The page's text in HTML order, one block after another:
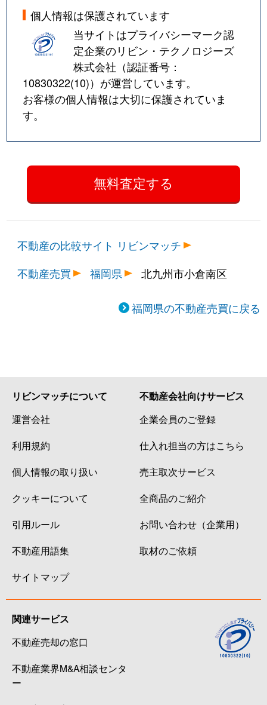
個人情報は保護されています
当サイトはプライバシーマーク認
定企業のリビン・テクノロジーズ
株式会社（認証番号：
10830322(10)）が運営しています。
お客様の個人情報は大切に保護されていま
す。
不動産の比較サイト リビンマッチ
不動産売買
福岡県 北九州市小倉南区
福岡県の不動産売買に戻る
リビンマッチについて
運営会社
利用規約
個人情報の取り扱い
クッキーについて
引用ルール
不動産用語集
サイトマップ
不動産会社向けサービス
企業会員のご登録
仕入れ担当の方はこちら
売主取次サービス
全商品のご紹介
お問い合わせ（企業用）
取材のご依頼
関連サービス
不動産売却の窓口
不動産業界M&A相談センタ
ー